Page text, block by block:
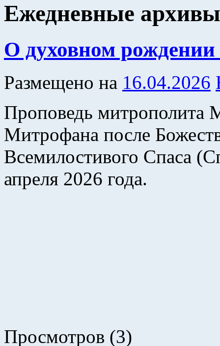
Ежедневные
О духовном
Размещено на 16.04.2026
Проповедь митрополита
Митрофана после
Всемилостивого Спаса
апреля 2026 года.
Просмотров (3)